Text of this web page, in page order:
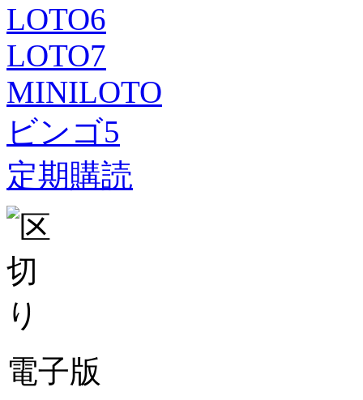
LOTO6
LOTO7
MINILOTO
ビンゴ5
定期購読
電子版